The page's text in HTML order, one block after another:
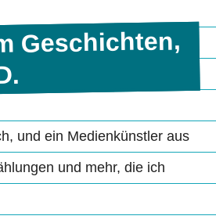
Geschichten,
und ein Medien­künstler aus
und mehr, die ich